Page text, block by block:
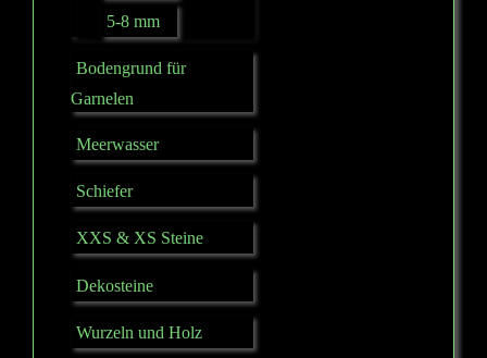
5-8 mm
Bodengrund für
Garnelen
Meerwasser
Schiefer
XXS & XS Steine
Dekosteine
Wurzeln und Holz